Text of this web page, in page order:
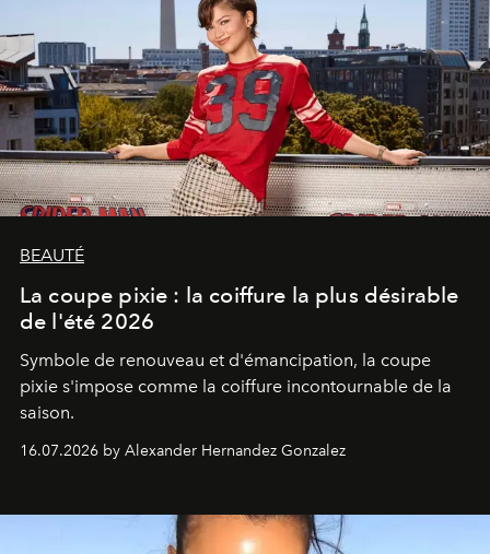
BEAUTÉ
La coupe pixie : la coiffure la plus désirable
de l'été 2026
Symbole de renouveau et d'émancipation, la coupe
pixie s'impose comme la coiffure incontournable de la
saison.
16.07.2026 by Alexander Hernandez Gonzalez